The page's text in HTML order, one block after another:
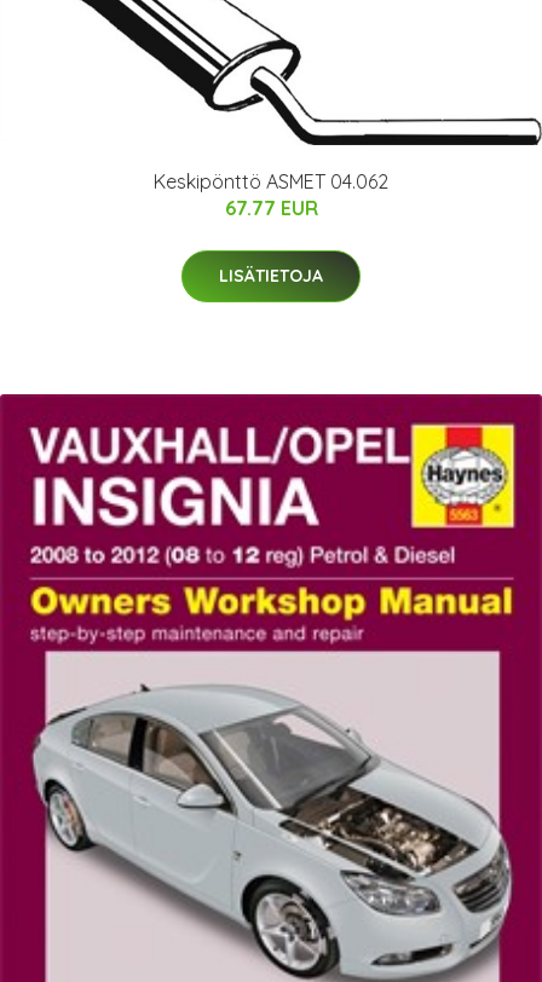
Keskipönttö ASMET 04.062
67.77 EUR
LISÄTIETOJA